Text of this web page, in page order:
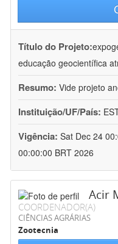
Título do Projeto:
educação geocientífica
Resumo: Vide projeto
Instituição/UF/País:
Vigência: Sat Dec 24
00:00:00 BRT 2026
Acir
COORDENADOR(A)
CIÊNCIAS AGRÁRIAS
Zootecnia